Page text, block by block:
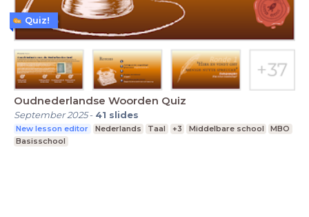
Oudnederlandse Woorden Quiz
September 2025- 41 slides
New lesson editor Nederlands Taal +3 Middelbare school
MBO
Basisschool
Quiz!